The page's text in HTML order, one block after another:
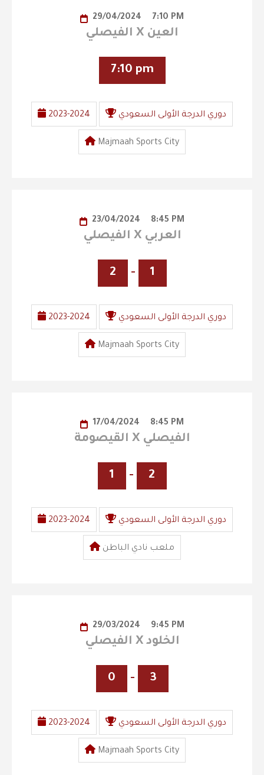
29/04/2024 7:10 PM
الفيصلي X العين
7:10 pm
2023-2024 دوري الدرجة الأولى السعودي
Majmaah Sports City
23/04/2024 8:45 PM
الفيصلي X العربي
2 - 1
2023-2024 دوري الدرجة الأولى السعودي
Majmaah Sports City
17/04/2024 8:45 PM
القيصومة X الفيصلي
1 - 2
2023-2024 دوري الدرجة الأولى السعودي
ملعب نادي الباطن
29/03/2024 9:45 PM
الفيصلي X الخلود
0 - 3
2023-2024 دوري الدرجة الأولى السعودي
Majmaah Sports City